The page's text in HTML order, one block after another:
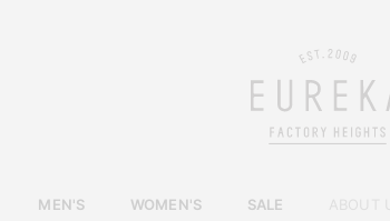
MEN'S WOMEN'S SALE